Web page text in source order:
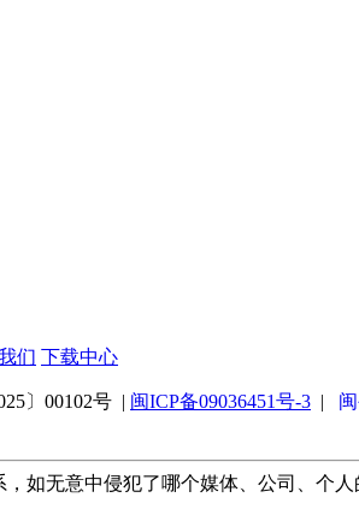
们 下载中心
〕00102号 | 闽ICP备09036451号-3 |
如无意中侵犯了哪个媒体、公司、个